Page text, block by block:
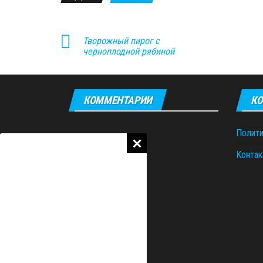
Творожный пирог с
черноплодной рябиной
КОММЕНТАРИИ